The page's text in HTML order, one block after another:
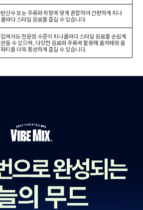
탄산수 또는 주류와 취향에 맞게 혼합하여 간편하게 피나
콜라다 스타일 음료를 즐길 수 있습니다.
집에서도 전문점 수준의 피나콜라다 스타일 음료를 손쉽게
만들 수 있으며, 다양한 음료와 주류에 활용해 홈카페와 홈
파티를 더욱 풍성하게 즐길 수 있습니다.